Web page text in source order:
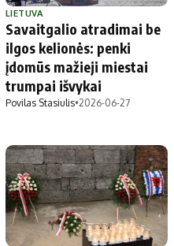
Vilkaviškio rajono
Tauragės rajono
Palangos miesto
Prienų rajono
LIETUVA
Savaitgalio atradimai be
ilgos kelionės: penki
įdomūs mažieji miestai
trumpai išvykai
Povilas Stasiulis•2026-06-27